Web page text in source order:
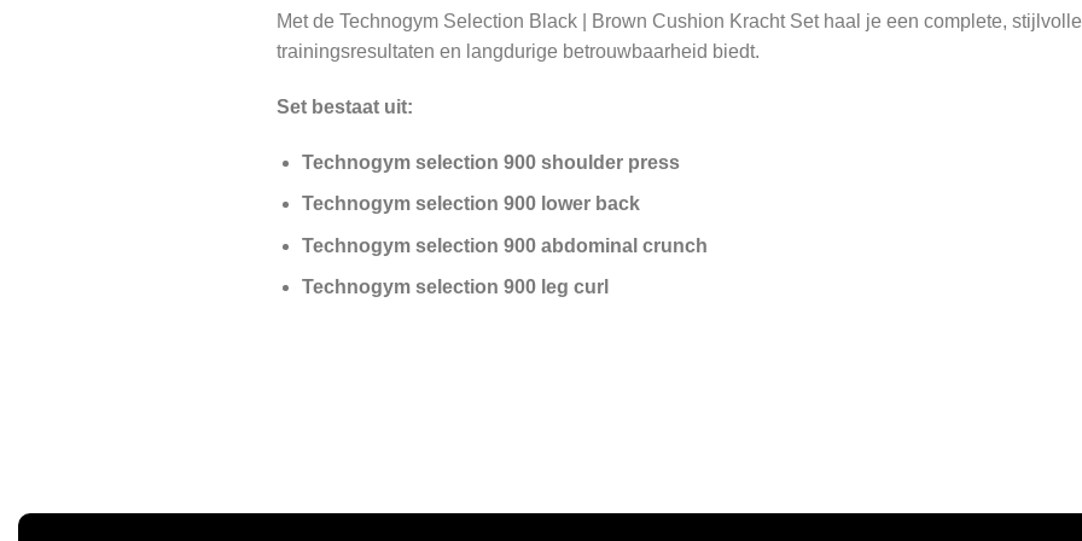
Met de Technogym Selection Black | Brown Cushion Kracht Set haal je een complete,
trainingsresultaten en langdurige betrouwbaarheid biedt.
Set bestaat uit:
Technogym selection 900 shoulder press
Technogym selection 900 lower back
Technogym selection 900 abdominal crunch
Technogym selection 900 leg curl